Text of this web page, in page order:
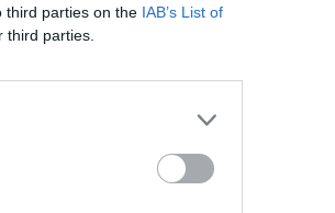
third parties on the IAB’s List of
parties.
enn ved vanlig
Dessuten trenger ikke